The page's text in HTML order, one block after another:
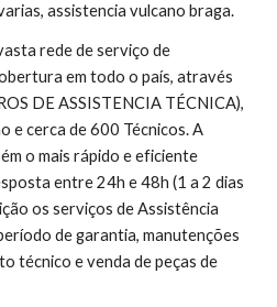
assistencia vulcano braga.
rede de serviço de
em todo o país, através
DE ASSISTENCIA TÉCNICA),
e cerca de 600 Técnicos. A
o mais rápido e eficiente
entre 24h e 48h (1 a 2 dias
os serviços de Assistência
de garantia, manutenções
técnico e venda de peças de